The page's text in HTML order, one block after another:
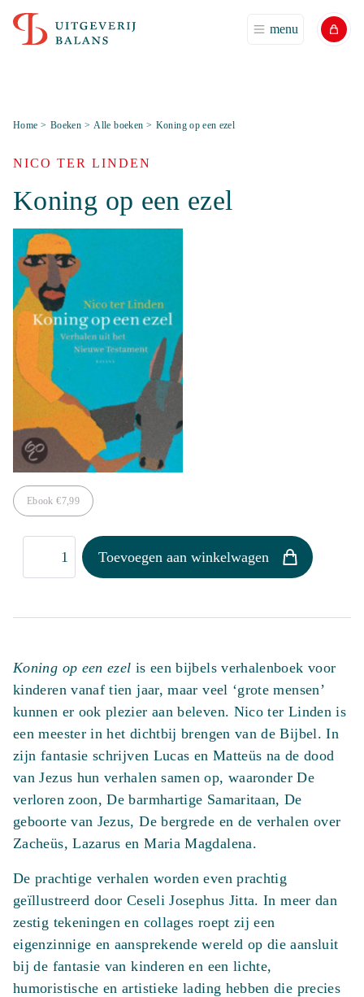
menu
Home > Boeken > Alle boeken > Koning op een ezel
NICO TER LINDEN
Koning op een ezel
Ebook€7,99
ezel
Toevoegen aan winkelwagen
Koning op een ezel is een bijbels verhalenboek voor
kinderen vanaf tien jaar, maar veel ‘grote mensen’
kunnen er ook plezier aan beleven. Nico ter Linden is
een meester in het dichtbij brengen van de Bijbel. In
zijn fantasie schrijven Lucas en Matteüs na de dood
van Jezus hun verhalen samen op, waaronder De
verloren zoon, De barmhartige Samaritaan, De
geboorte van Jezus, De bergrede en de verhalen over
Zacheüs, Lazarus en Maria Magdalena.
De prachtige verhalen worden even prachtig
geïllustreerd door Ceseli Josephus Jitta. In meer dan
zestig tekeningen en collages roept zij een
eigenzinnige en aansprekende wereld op die aansluit
bij de fantasie van kinderen en een lichte,
humoristische en artistieke lading hebben die precies